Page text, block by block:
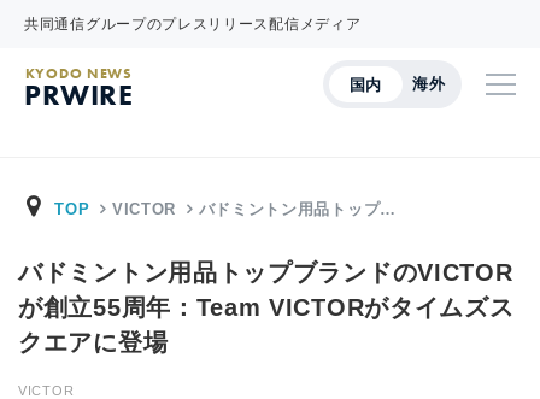
共同通信グループのプレスリリース配信メディア
国内 海外
KYODO NEWS
PRWIRE
TOP VICTOR バドミントン用品トップ…
バドミントン用品トップブランドのVICTOR
が創立55周年：Team VICTORがタイムズス
クエアに登場
VICTOR